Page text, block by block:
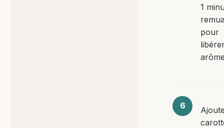
1
pour